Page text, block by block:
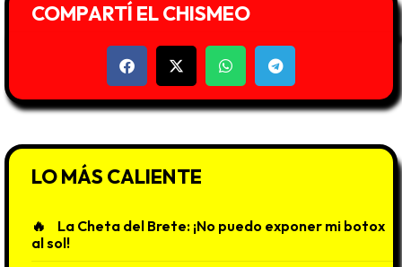
COMPARTÍ EL CHISMEO
LO MÁS CALIENTE
La Cheta del Brete: ¡No puedo exponer mi botox
al sol!